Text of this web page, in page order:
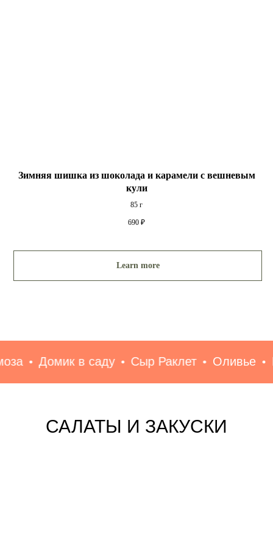
Зимняя шишка из шоколада и карамели с вешневым
кули
85 г
690 ₽
Learn more
в саду Сыр Раклет Оливье Новый
САЛАТЫ И ЗАКУСКИ